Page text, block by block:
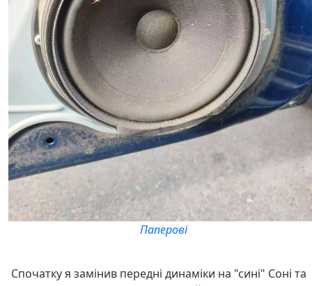
Паперові
Спочатку я замінив передні динаміки на "сині" Соні та